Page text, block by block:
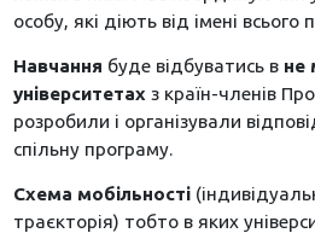
особу, які діють від імені всього
Навчання буде відбуватись в не
університетах з країн-членів
розробили і організували
спільну програму.
Схема мобільності
траєкторія) тобто в яких